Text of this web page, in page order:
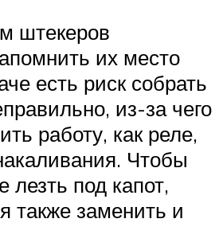
штекеров
их место
есть риск собрать
из-за чего
работу, как реле,
Чтобы
под капот,
также заменить и